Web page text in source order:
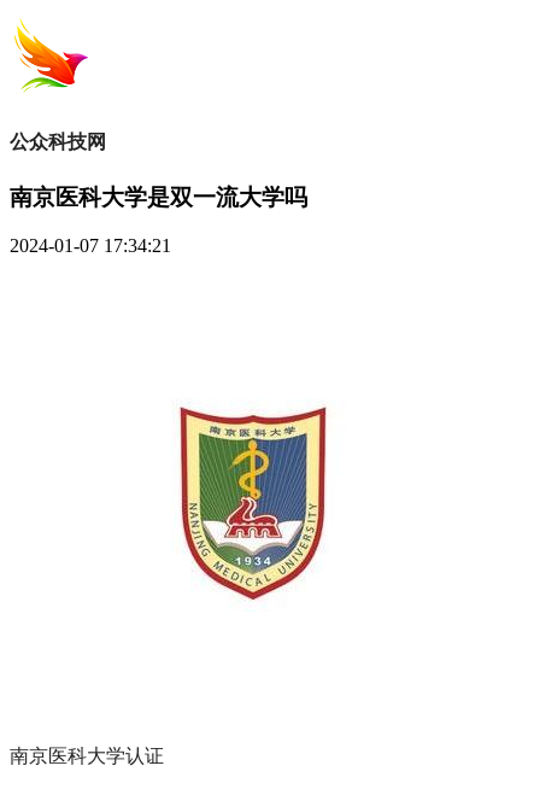
公众科技网
南京医科大学是双一流大学吗
2024-01-07 17:34:21
南京医科大学认证